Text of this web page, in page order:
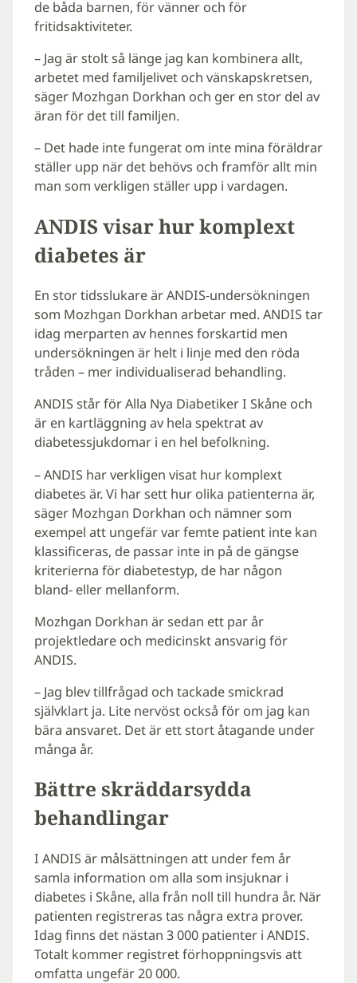
de båda barnen, för vänner och för
fritidsaktiviteter.
– Jag är stolt så länge jag kan kombinera allt,
arbetet med familjelivet och vänskapskretsen,
säger Mozhgan Dorkhan och ger en stor del av
äran för det till familjen.
– Det hade inte fungerat om inte mina föräldrar
ställer upp när det behövs och framför allt min
man som verkligen ställer upp i vardagen.
ANDIS visar hur komplext
diabetes är
En stor tidsslukare är ANDIS-undersökningen
som Mozhgan Dorkhan arbetar med. ANDIS tar
idag merparten av hennes forskartid men
undersökningen är helt i linje med den röda
tråden – mer individualiserad behandling.
ANDIS står för Alla Nya Diabetiker I Skåne och
är en kartläggning av hela spektrat av
diabetessjukdomar i en hel befolkning.
– ANDIS har verkligen visat hur komplext
diabetes är. Vi har sett hur olika patienterna är,
säger Mozhgan Dorkhan och nämner som
exempel att ungefär var femte patient inte kan
klassificeras, de passar inte in på de gängse
kriterierna för diabetestyp, de har någon
bland- eller mellanform.
Mozhgan Dorkhan är sedan ett par år
projektledare och medicinskt ansvarig för
ANDIS.
– Jag blev tillfrågad och tackade smickrad
självklart ja. Lite nervöst också för om jag kan
bära ansvaret. Det är ett stort åtagande under
många år.
Bättre skräddarsydda
behandlingar
I ANDIS är målsättningen att under fem år
samla information om alla som insjuknar i
diabetes i Skåne, alla från noll till hundra år. När
patienten registreras tas några extra prover.
Idag finns det nästan 3 000 patienter i ANDIS.
Totalt kommer registret förhoppningsvis att
omfatta ungefär 20 000.